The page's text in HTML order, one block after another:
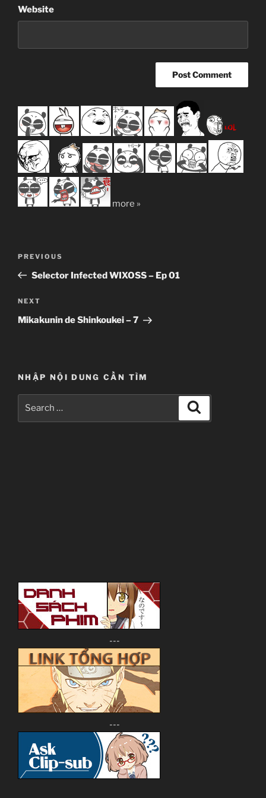
Website
more »
Previous
Post
PREVIOUS
Selector Infected WIXOSS – Ep 01
Next
Post
NEXT
Mikakunin de Shinkoukei – 7
NHẬP NỘI DUNG CẦN TÌM
---
---